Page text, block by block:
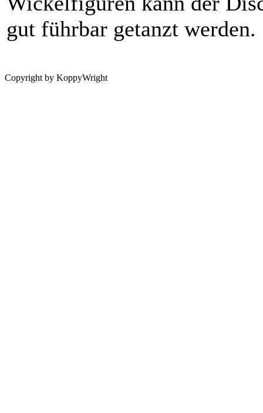
gut führbar getanzt werden.
Copyright by KoppyWright